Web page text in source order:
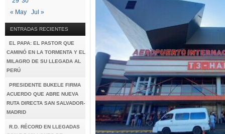
« May
Jul »
ENTRADAS RECIENTES
EL PAPA: EL PASTOR QUE
CAMINÓ EN LA TORMENTA Y EL
MILAGRO DE SU LLEGADA AL
PERÚ
PRESIDENTE BUKELE FIRMA
ACUERDO QUE ABRE NUEVA
RUTA DIRECTA SAN SALVADOR-
MADRID
R.D. RÉCORD EN LLEGADAS